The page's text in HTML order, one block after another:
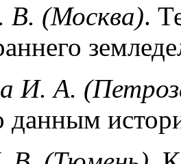
В. (Москва).
И. А.
данным